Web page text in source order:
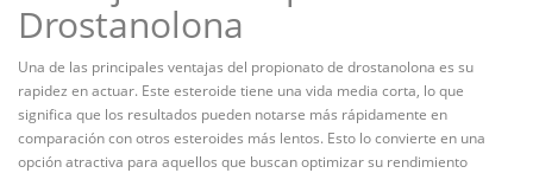
Drostanolona
Una de las principales ventajas del propionato de drostanolona es su
rapidez en actuar. Este esteroide tiene una vida media corta, lo que
significa que los resultados pueden notarse más rápidamente en
comparación con otros esteroides más lentos. Esto lo convierte en una
opción atractiva para aquellos que buscan optimizar su rendimiento